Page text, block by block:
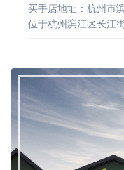
买手店地址：杭州市
位于杭州滨江区长江